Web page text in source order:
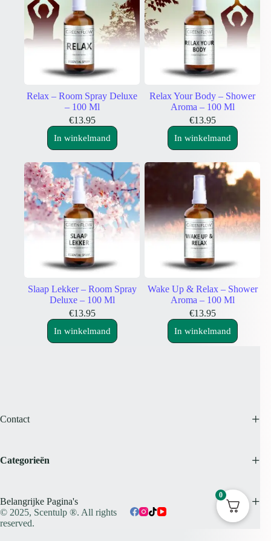
Relax – Room Spray Deluxe
– 100 Ml
€13.95
In winkelmand
Relax Your Body – Shower
Aroma – 100 Ml
€13.95
In winkelmand
Slaap Lekker – Room Spray
Deluxe – 100 Ml
€13.95
In winkelmand
Wake Up & Relax – Shower
Aroma – 100 Ml
€13.95
In winkelmand
Contact
Categorieën
Belangrijke Pagina's
© 2025, Scentulp ®. All rights
reserved.
0